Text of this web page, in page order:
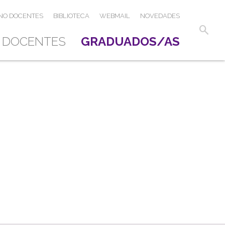
search
DOCENTES GRADUADOS/AS
DOCENTES BIBLIOTECA WEBMAIL NOVEDADES